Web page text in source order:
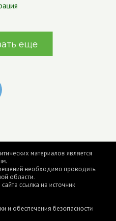
еще
материалов является
необходимо проводить
области.
ссылка на источник
и обеспечения безопасности